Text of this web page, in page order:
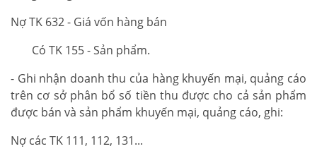
Nợ TK 632 - Giá vốn hàng bán
Có TK 155 - Sản phẩm.
- Ghi nhận doanh thu của hàng khuyến mại, quảng cáo
trên cơ sở phân bổ số tiền thu được cho cả sản phẩm
được bán và sản phẩm khuyến mại, quảng cáo, ghi:
Nợ các TK 111, 112, 131...